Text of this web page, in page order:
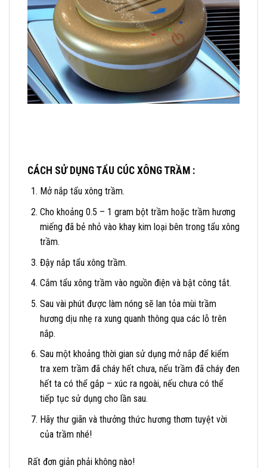
CÁCH SỬ DỤNG TẨU CÚC XÔNG TRẦM :
Mở nắp tẩu xông trầm.
Cho khoảng 0.5 – 1 gram bột trầm hoặc trầm hương
miếng đã bẻ nhỏ vào khay kim loại bên trong tẩu xông
trầm.
Đậy nắp tẩu xông trầm.
Cắm tẩu xông trầm vào nguồn điện và bật công tắt.
Sau vài phút được làm nóng sẽ lan tỏa mùi trầm
hương dịu nhẹ ra xung quanh thông qua các lỗ trên
nắp.
Sau một khoảng thời gian sử dụng mở nắp để kiểm
tra xem trầm đã cháy hết chưa, nếu trầm đã cháy đen
hết ta có thể gắp – xúc ra ngoài, nếu chưa có thể
tiếp tục sử dụng cho lần sau.
Hãy thư giãn và thưởng thức hương thơm tuyệt vời
của trầm nhé!
Rất đơn giản phải không nào!